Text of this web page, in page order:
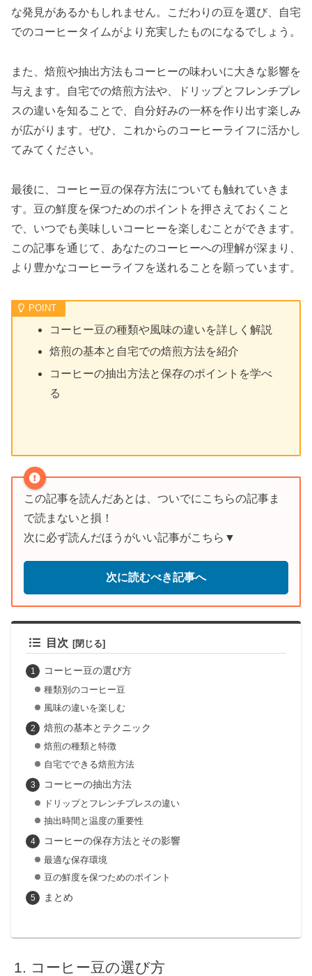
な発見があるかもしれません。こだわりの豆を選び、自宅
でのコーヒータイムがより充実したものになるでしょう。
また、焙煎や抽出方法もコーヒーの味わいに大きな影響を
与えます。自宅での焙煎方法や、ドリップとフレンチプレ
スの違いを知ることで、自分好みの一杯を作り出す楽しみ
が広がります。ぜひ、これからのコーヒーライフに活かし
てみてください。
最後に、コーヒー豆の保存方法についても触れていきま
す。豆の鮮度を保つためのポイントを押さえておくこと
で、いつでも美味しいコーヒーを楽しむことができます。
この記事を通じて、あなたのコーヒーへの理解が深まり、
より豊かなコーヒーライフを送れることを願っています。
コーヒー豆の種類や風味の違いを詳しく解説
焙煎の基本と自宅での焙煎方法を紹介
コーヒーの抽出方法と保存のポイントを学べ
る
この記事を読んだあとは、ついでにこちらの記事ま
で読まないと損！
次に必ず読んだほうがいい記事がこちら▼
次に読むべき記事へ
目次
コーヒー豆の選び方
種類別のコーヒー豆
風味の違いを楽しむ
焙煎の基本とテクニック
焙煎の種類と特徴
自宅でできる焙煎方法
コーヒーの抽出方法
ドリップとフレンチプレスの違い
抽出時間と温度の重要性
コーヒーの保存方法とその影響
最適な保存環境
豆の鮮度を保つためのポイント
まとめ
コーヒー豆の選び方